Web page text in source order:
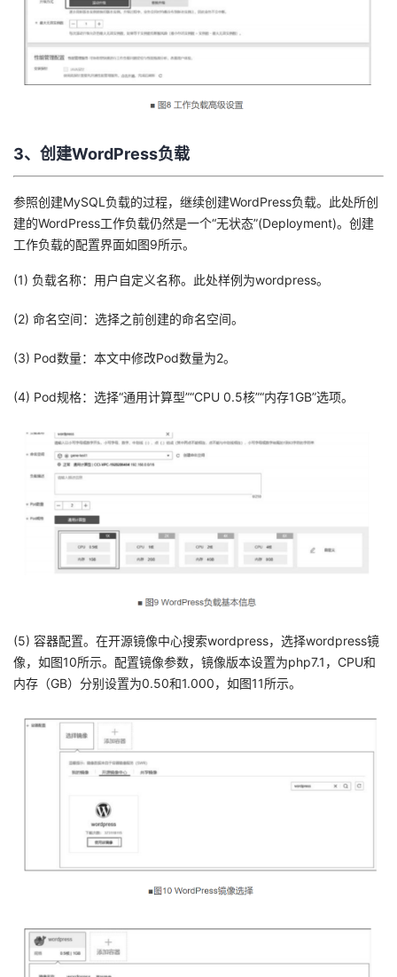
3、创建WordPress负载
参照创建MySQL负载的过程，继续创建WordPress负载。此处所创
建的WordPress工作负载仍然是一个“无状态”(Deployment)。创建
工作负载的配置界面如图9所示。
(1) 负载名称：用户自定义名称。此处样例为wordpress。
(2) 命名空间：选择之前创建的命名空间。
(3) Pod数量：本文中修改Pod数量为2。
(4) Pod规格：选择“通用计算型”“CPU 0.5核”“内存1GB”选项。
(5) 容器配置。在开源镜像中心搜索wordpress，选择wordpress镜
像，如图10所示。配置镜像参数，镜像版本设置为php7.1，CPU和
内存（GB）分别设置为0.50和1.000，如图11所示。